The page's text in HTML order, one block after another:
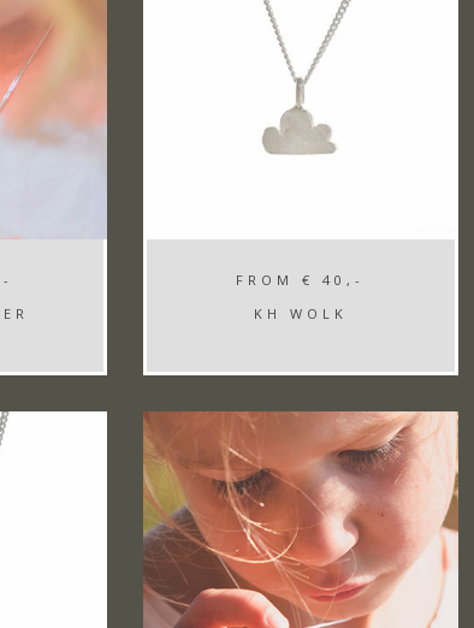
FROM
€ 40,-
KH WOLK